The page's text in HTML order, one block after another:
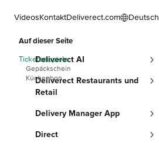
VideosKontaktDeliverect.com Deutsch
Deliverect AI
Deliverect Restaurants und
Retail
Delivery Manager App
Direct
Auf dieser Seite
Ticketbeispiele
Gepäckschein
Küchenbon